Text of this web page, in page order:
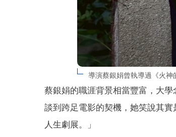
導演蔡銀娟曾執導過《火神
蔡銀娟的職涯背景相當豐富，大
談到跨足電影的契機，她笑說其
人生劇展。」